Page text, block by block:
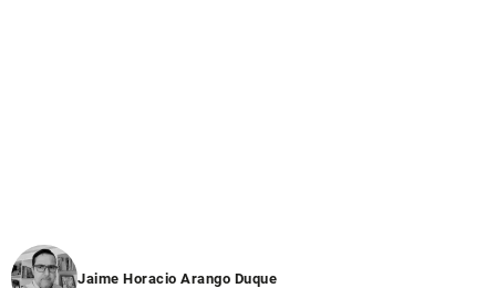
Jaime Horacio Arango Duque